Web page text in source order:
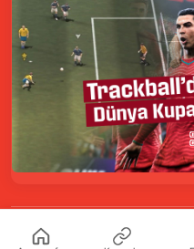
Kurumsal